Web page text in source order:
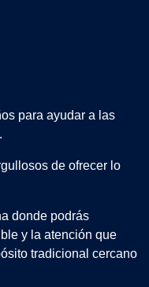
para ayudar a las
de ofrecer lo
donde podrás
y la atención que
tradicional cercano